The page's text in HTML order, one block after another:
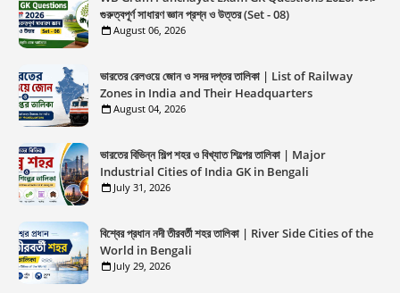
গুরুত্বপূর্ণ সাধারণ জ্ঞান প্রশ্ন ও উত্তর (Set - 08)
August 06, 2026
ভারতের রেলওয়ে জোন ও সদর দপ্তর তালিকা | List of Railway
Zones in India and Their Headquarters
August 04, 2026
ভারতের বিভিন্ন শিল্প শহর ও বিখ্যাত শিল্পের তালিকা | Major
Industrial Cities of India GK in Bengali
July 31, 2026
বিশ্বের প্রধান নদী তীরবর্তী শহর তালিকা | River Side Cities of the
World in Bengali
July 29, 2026